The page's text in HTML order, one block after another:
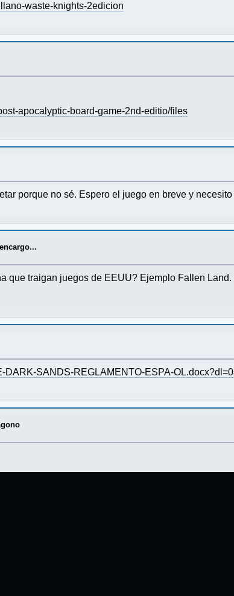
waste-knights-2edicion
apocalyptic-board-game-2nd-editio/files
porque no sé. Espero el juego en breve y
que traigan juegos de EEUU? Ejemplo Fallen
DARK-SANDS-REGLAMENTO-ESPA-